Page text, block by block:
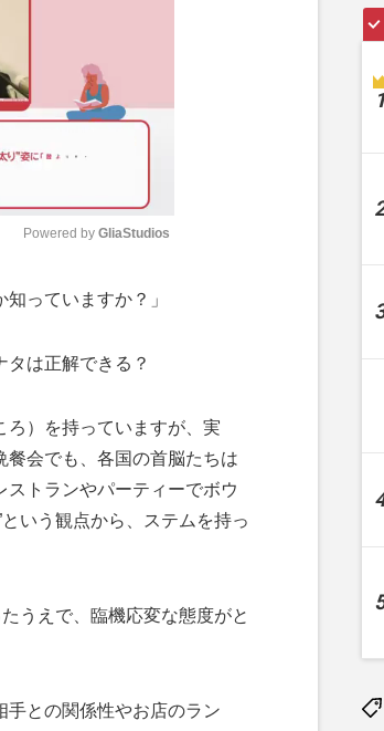
M
t
Powered by GliaStudios
っていますか？」
は正解できる？
ろ）を持っていますが、実
餐会でも、各国の首脳たちは
トランやパーティーでボウ
いう観点から、ステムを持っ
うえで、臨機応変な態度がと
手との関係性やお店のラン